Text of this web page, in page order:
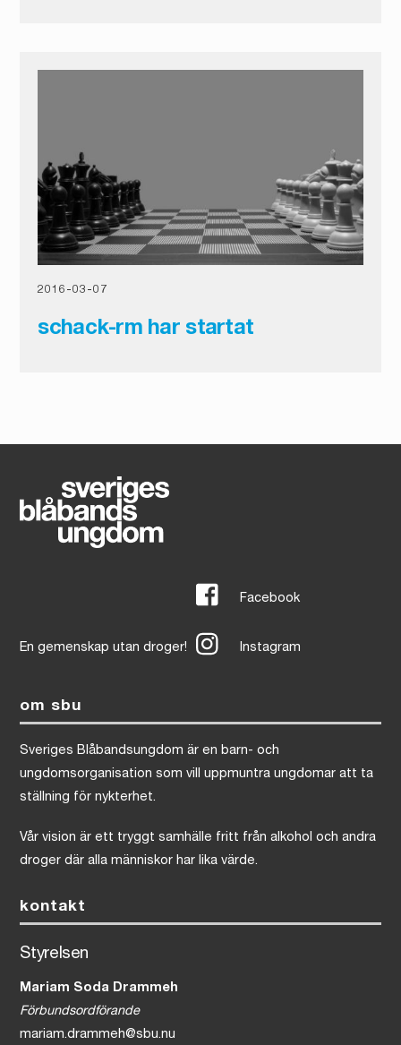
2016 -03 -07
schack-rm har startat
En gemenskap utan droger!
Facebook
Instagram
om sbu
Sveriges Blåbandsungdom är en barn- och
ungdomsorganisation som vill uppmuntra ungdomar att ta
ställning för nykterhet.
Vår vision är ett tryggt samhälle fritt från alkohol och andra
droger där alla människor har lika värde.
kontakt
Styrelsen
Mariam Soda Drammeh
Förbundsordförande
mariam.drammeh@sbu.nu